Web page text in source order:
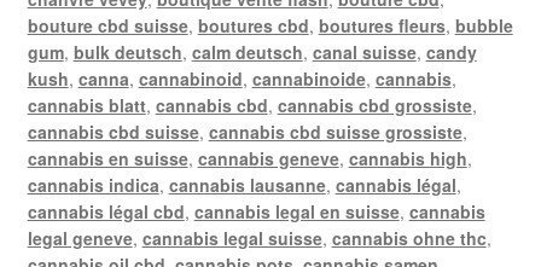
bouture cbd suisse, boutures cbd, boutures fleurs, bubble
gum, bulk deutsch, calm deutsch, canal suisse, candy
kush, canna, cannabinoid, cannabinoide, cannabis,
cannabis blatt, cannabis cbd, cannabis cbd grossiste,
cannabis cbd suisse, cannabis cbd suisse grossiste,
cannabis en suisse, cannabis geneve, cannabis high,
cannabis indica, cannabis lausanne, cannabis légal,
cannabis légal cbd, cannabis legal en suisse, cannabis
legal geneve, cannabis legal suisse, cannabis ohne thc,